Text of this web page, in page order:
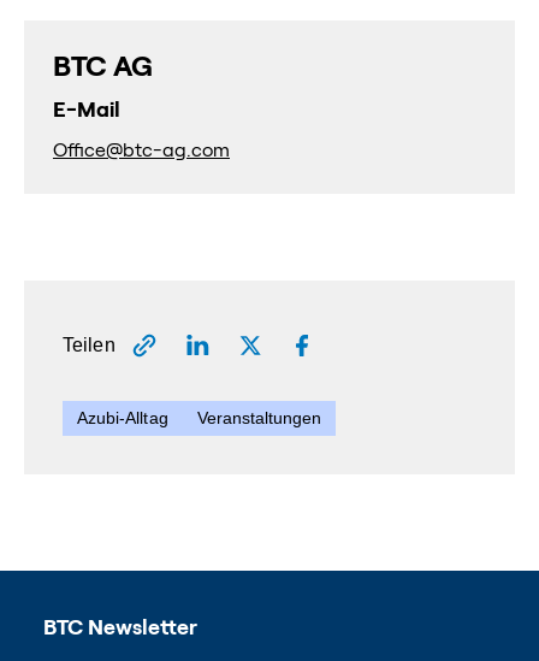
BTC AG
E-Mail
Office@btc-ag.com
Teilen
Azubi-Alltag Veranstaltungen
BTC Newsletter